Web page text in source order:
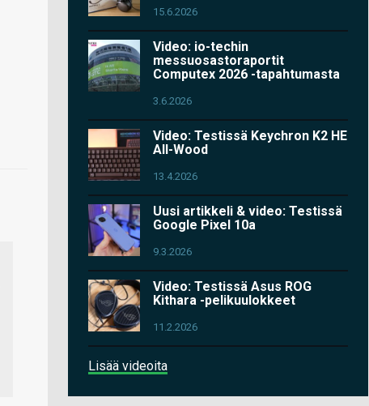
15.6.2026
Video: io-techin
messuosastoraportit
Computex 2026 -tapahtumasta
3.6.2026
Video: Testissä Keychron K2 HE
All-Wood
13.4.2026
Uusi artikkeli & video: Testissä
Google Pixel 10a
9.3.2026
Video: Testissä Asus ROG
Kithara -pelikuulokkeet
11.2.2026
Lisää videoita